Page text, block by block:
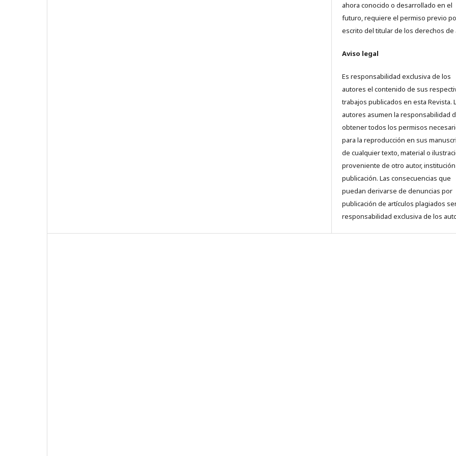
ahora conocido o desarrollado en el
futuro, requiere el permiso previo
escrito del titular de los derechos de
Aviso legal
Es responsabilidad exclusiva de los
autores el contenido de sus
trabajos publicados en esta Revista.
autores asumen la responsabilidad
obtener todos los permisos
para la reproducción en sus
de cualquier texto, material o
proveniente de otro autor,
publicación. Las consecuencias que
puedan derivarse de denuncias por
publicación de artículos plagiados
responsabilidad exclusiva de los